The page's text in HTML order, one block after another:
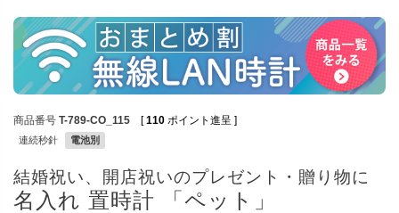
商品番号 T-789-CO_115 [ 110 ポイント進呈 ]
連続秒針 電池別
結婚祝い、開店祝いのプレゼント・贈り物に
名入れ 置時計 「ペット」